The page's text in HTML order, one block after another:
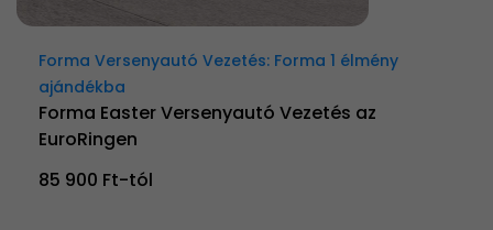
Forma Versenyautó Vezetés: Forma 1 élmény
ajándékba
Forma Easter Versenyautó Vezetés az
EuroRingen
85 900 Ft-tól